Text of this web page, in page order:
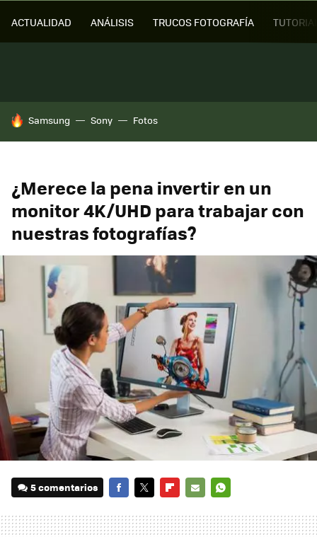
ACTUALIDAD ANÁLISIS TRUCOS FOTOGRAFÍA
HOY SE HABLA DE
Samsung Sony Fotos
¿Merece la pena invertir en un
monitor 4K/UHD para trabajar con
nuestras fotografías?
5 comentarios
MAIL